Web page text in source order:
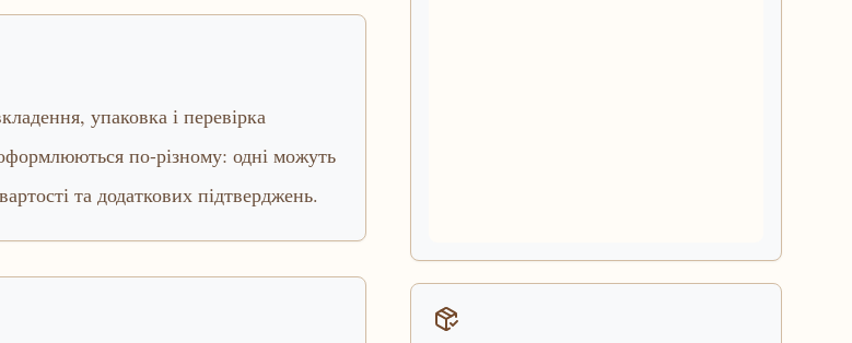
упаковка і перевірка
по-різному: одні можуть
та додаткових підтверджень.